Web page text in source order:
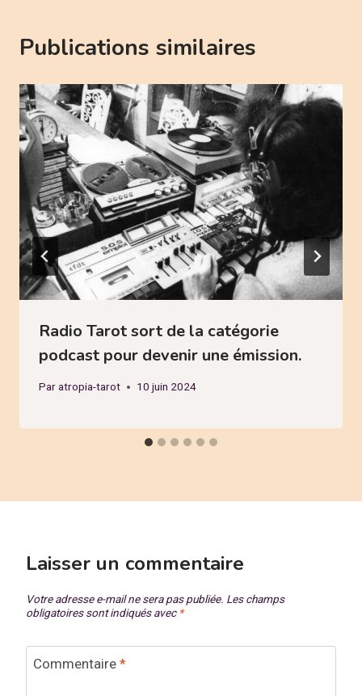
Publications similaires
Radio Tarot sort de la catégorie
podcast pour devenir une émission.
Paratropia-tarot 10 juin 2024
Laisser un commentaire
Votre adresse e-mail ne sera pas publiée. Les champs
obligatoires sont indiqués avec *
Commentaire *